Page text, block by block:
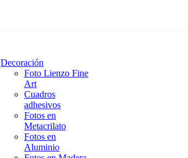
Decoración
Foto Lienzo Fine
Art
Cuadros
adhesivos
Fotos en
Metacrilato
Fotos en
Aluminio